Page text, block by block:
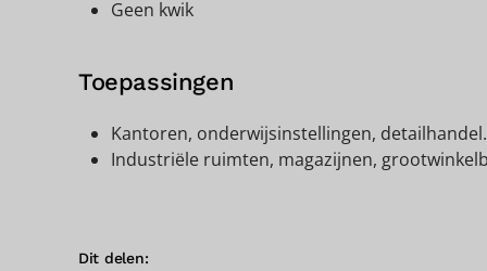
Geen kwik
Toepassingen
Kantoren, onderwijsinstellingen, detailhandel.
Industriële ruimten, magazijnen,
Dit delen: